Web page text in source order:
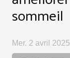
sommeil
Mer. 2 avril 2025